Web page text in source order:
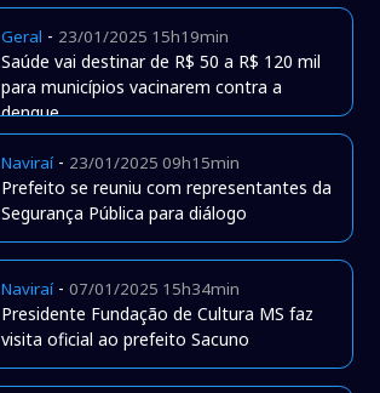
Geral - 23/01/2025 15h19min
Saúde vai destinar de R$ 50 a R$ 120 mil
para municípios vacinarem contra a
dengue
Naviraí- 23/01/2025 09h15min
Prefeito se reuniu com representantes da
Segurança Pública para diálogo
Naviraí-07/01/2025 15h34min
Presidente Fundação de Cultura MS faz
visita oficial ao prefeito Sacuno